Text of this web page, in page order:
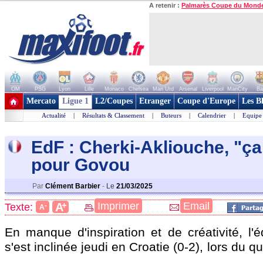
A retenir : Palmarès Coupe du
OM PSG Lyon Lille Monaco Chelsea Man Utd Arsenal Liverpool ManCity
+ de clubs
Mercato Ligue 1 L2/Coupes Etranger Coupe d'Europe Les
Actualité | Résultats & Classement | Buteurs | Calendrier | Equipe
EdF : Cherki-Akliouche,
pour Govou
Par Clément Barbier - Le 21/03/2025
Texte: A- A+ Imprimer Email
En manque d'inspiration et de créativité,
s'est inclinée jeudi en Croatie (0-2), lors du